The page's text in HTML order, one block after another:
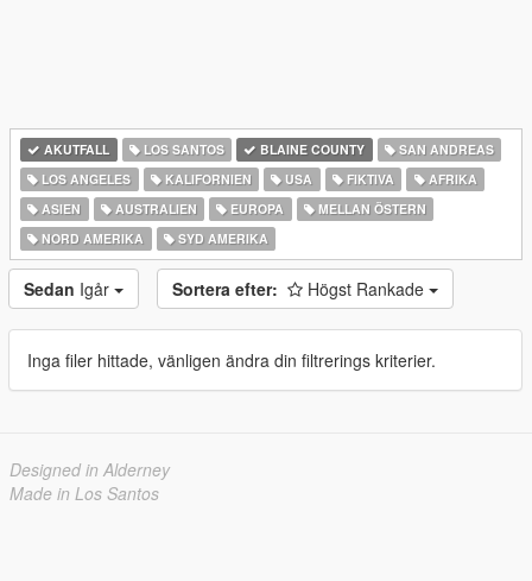
AKUTFALL LOS SANTOS BLAINE COUNTY
SAN ANDREAS
LOS ANGELES
KALIFORNIEN USA FIKTIVA
AFRIKA
ASIEN
AUSTRALIEN EUROPA
MELLAN ÖSTERN
NORD AMERIKA
SYD AMERIKA
Sedan Igår Sortera efter: Högst Rankade
Inga filer hittade, vänligen ändra din filtrerings kriterier.
Designed in Alderney
Made in Los Santos